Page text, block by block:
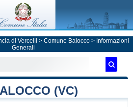
di Vercelli > Comune Balocco > Informazioni
Generali
(VC)